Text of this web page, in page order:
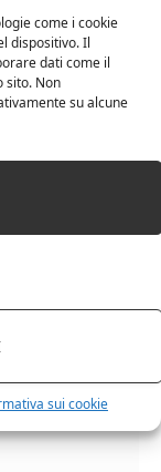
come i cookie
dispositivo. Il
dati come il
sito. Non
su alcune
sui cookie
2015,